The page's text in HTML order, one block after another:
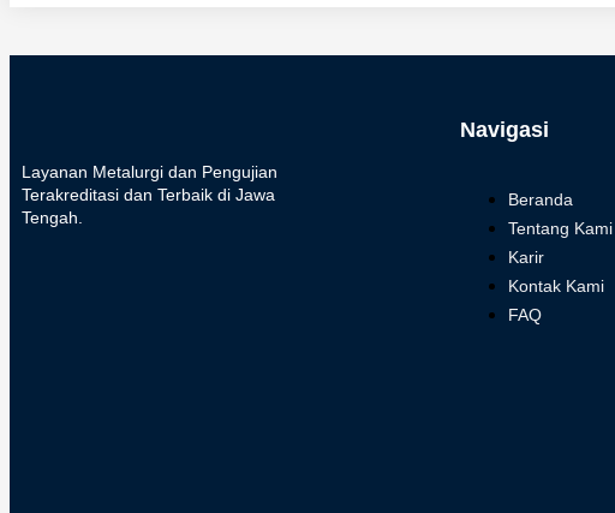
Layanan Metalurgi dan Pengujian
Terakreditasi dan Terbaik di Jawa
Tengah.
Navigasi
Beranda
Tentang Kami
Karir
Kontak Kami
FAQ